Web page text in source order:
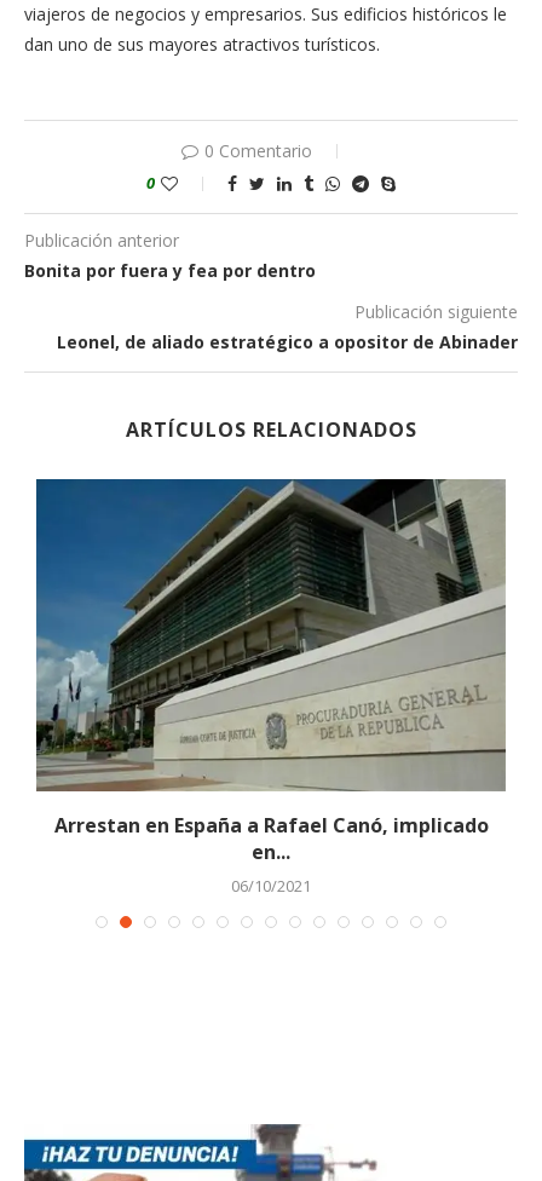
viajeros de nego­cios y empresarios. Sus edificios históricos le
dan uno de sus mayores atractivos turísticos.
0 Comentario
0
Publicación anterior
Bonita por fuera y fea por dentro
Publicación siguiente
Leonel, de aliado estratégico a opositor de Abinader
ARTÍCULOS RELACIONADOS
Arrestan en España a Rafael Canó, implicado
en...
06/10/2021